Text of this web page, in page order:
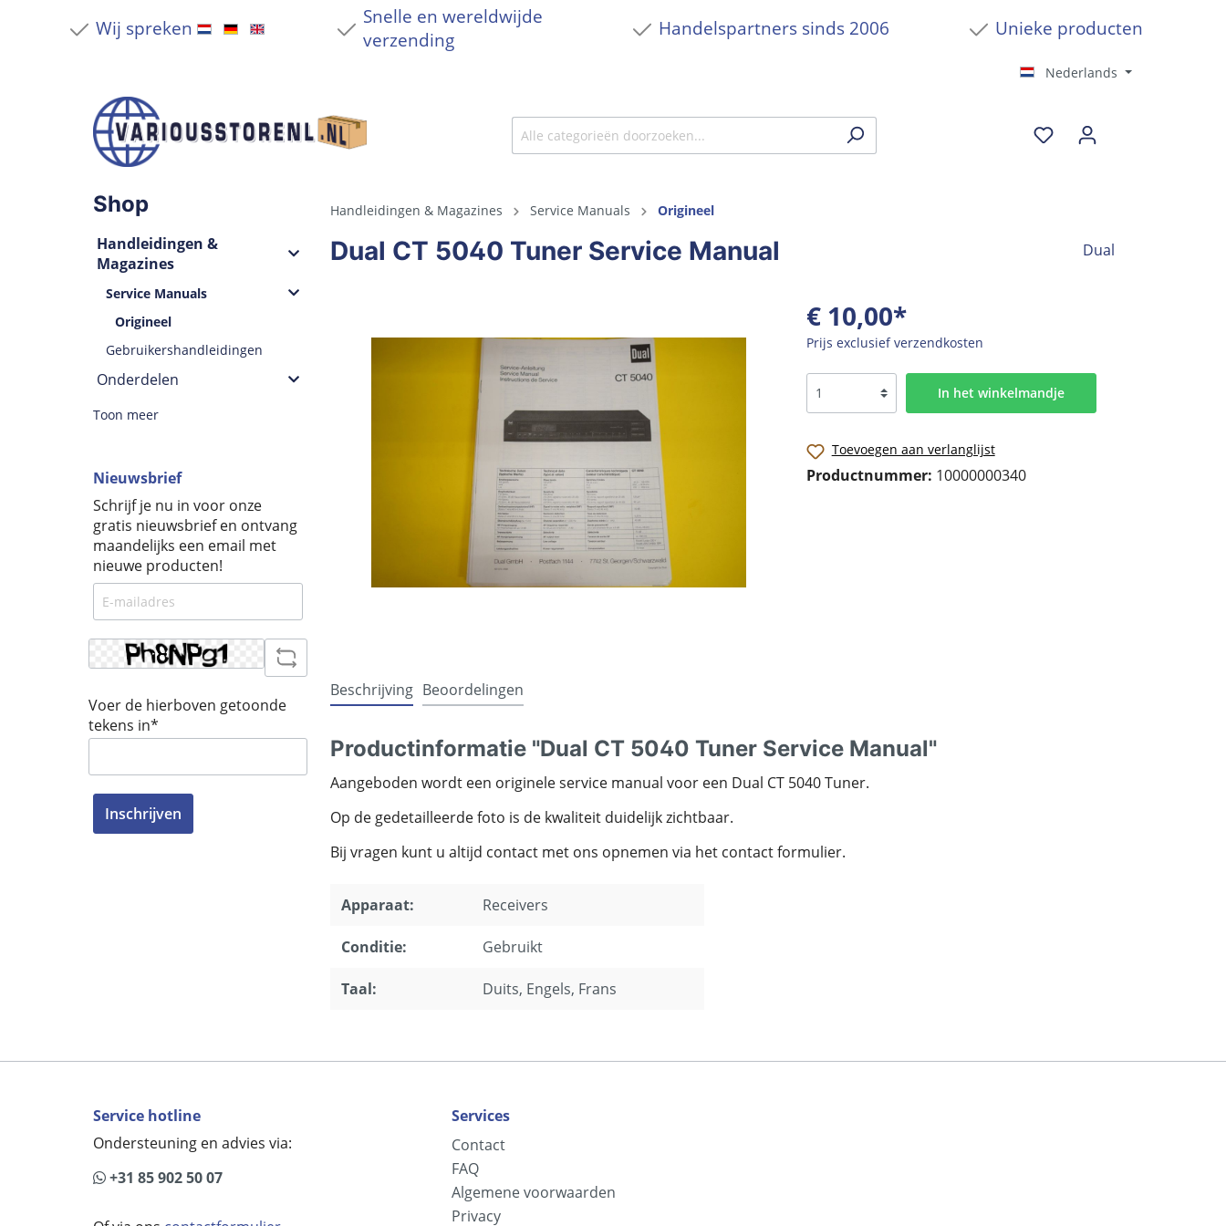
Wij spreken
Snelle en wereldwijde
verzending
Handelspartners sinds 2006 Unieke producten
Nederlands
Shop
Handleidingen &
Magazines
Service Manuals
Origineel
Gebruikershandleidingen
Onderdelen
Toon meer
Nieuwsbrief
Schrijf je nu in voor onze
gratis nieuwsbrief en ontvang
maandelijks een email met
nieuwe producten!
Voer de hierboven getoonde
tekens in*
Inschrijven
Handleidingen & Magazines Service Manuals Origineel
Dual CT 5040 Tuner Service Manual Dual
€ 10,00*
Prijs exclusief verzendkosten
In het winkelmandje
Toevoegen aan verlanglijst
Productnummer: 10000000340
Beschrijving Beoordelingen
Productinformatie "Dual CT 5040 Tuner Service Manual"
Aangeboden wordt een originele service manual voor een Dual CT 5040 Tuner.
Op de gedetailleerde foto is de kwaliteit duidelijk zichtbaar.
Bij vragen kunt u altijd contact met ons opnemen via het contact formulier.
Apparaat: Receivers
Conditie: Gebruikt
Taal: Duits, Engels, Frans
Service hotline
Ondersteuning en advies via:
+31 85 902 50 07
Services
Contact
FAQ
Algemene voorwaarden
Privacy